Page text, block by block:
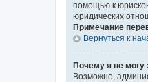
помощью к
юридических
Примечание
Вернуться к
Почему я не могу
Возможно,